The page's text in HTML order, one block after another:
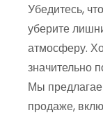
Убедитесь,
уберите
атмосферу.
значительно
Мы
продаже,